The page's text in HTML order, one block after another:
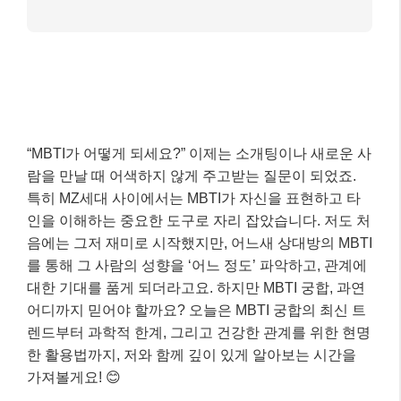
“MBTI가 어떻게 되세요?” 이제는 소개팅이나 새로운 사
람을 만날 때 어색하지 않게 주고받는 질문이 되었죠.
특히 MZ세대 사이에서는 MBTI가 자신을 표현하고 타
인을 이해하는 중요한 도구로 자리 잡았습니다. 저도 처
음에는 그저 재미로 시작했지만, 어느새 상대방의 MBTI
를 통해 그 사람의 성향을 ‘어느 정도’ 파악하고, 관계에
대한 기대를 품게 되더라고요. 하지만 MBTI 궁합, 과연
어디까지 믿어야 할까요? 오늘은 MBTI 궁합의 최신 트
렌드부터 과학적 한계, 그리고 건강한 관계를 위한 현명
한 활용법까지, 저와 함께 깊이 있게 알아보는 시간을
가져볼게요! 😊